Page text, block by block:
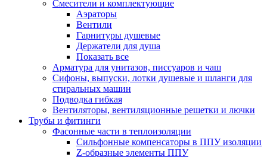
Смесители и комплектующие
Аэраторы
Вентили
Гарнитуры душевые
Держатели для душа
Показать все
Арматура для унитазов, писсуаров и чаш
Сифоны, выпуски, лотки душевые и шланги для
стиральных машин
Подводка гибкая
Вентиляторы, вентиляционные решетки и лючки
Трубы и фитинги
Фасонные части в теплоизоляции
Cильфонные компенсаторы в ППУ изоляции
Z-образные элементы ППУ